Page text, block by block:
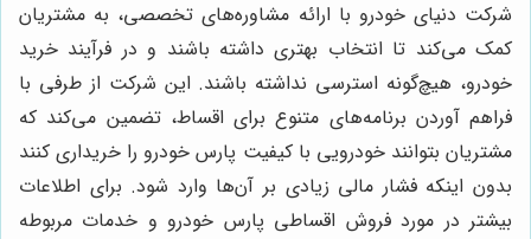
شرکت دنیای خودرو با ارائه مشاوره‌های تخصصی، به مشتریان
کمک می‌کند تا انتخاب بهتری داشته باشند و در فرآیند خرید
خودرو، هیچ‌گونه استرسی نداشته باشند. این شرکت از طرفی با
فراهم آوردن برنامه‌های متنوع برای اقساط، تضمین می‌کند که
مشتریان بتوانند خودرویی با کیفیت پارس خودرو را خریداری کنند
بدون اینکه فشار مالی زیادی بر آن‌ها وارد شود. برای اطلاعات
بیشتر در مورد فروش اقساطی پارس خودرو و خدمات مربوطه